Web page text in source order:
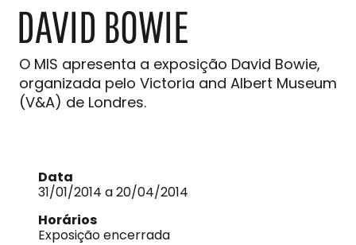
e
Som
DAVID BOWIE
O MIS apresenta a exposição David Bowie,
organizada pelo Victoria and Albert Museum
(V&A) de Londres.
Data
31/01/2014 a 20/04/2014
Horários
Exposição encerrada